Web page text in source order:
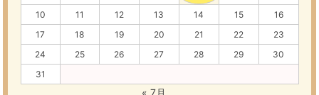
10
11 12 13 14 15
16
17
18 19 20 21 22
23
24
25 26 27 28 29
30
31
« 7月